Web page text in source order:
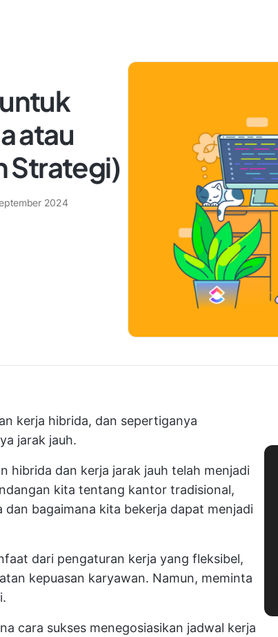
atau
Strategi)
2024
kerja hibrida, dan sepertiganya
jarak jauh.
hibrida dan kerja jarak jauh telah menjadi
kita tentang kantor tradisional,
dan bagaimana kita bekerja dapat menjadi
dari pengaturan kerja yang fleksibel,
kepuasan karyawan. Namun, meminta
cara sukses menegosiasikan jadwal kerja